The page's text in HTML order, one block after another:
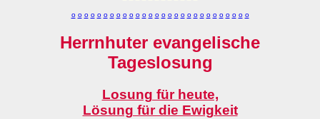
o o o o o o o o o o o o o o o o o o o o o o o o o o o o
Herrnhuter evangelische
Tageslosung
Losung für heute,
Lösung für die Ewigkeit